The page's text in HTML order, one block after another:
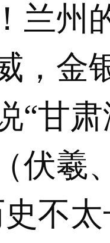
兰州
，金
“甘
伏羲
不